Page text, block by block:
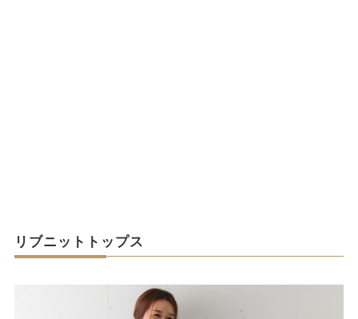
リブニットトップス